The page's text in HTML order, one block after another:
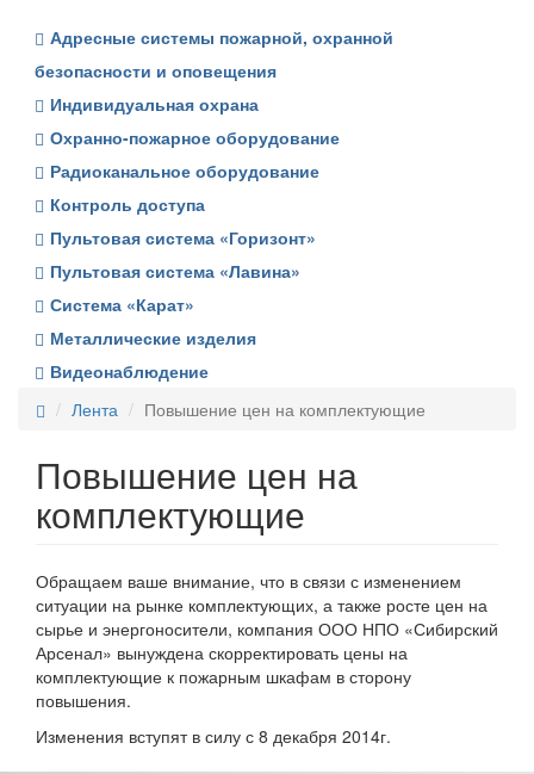
Адресные системы пожарной, охранной
безопасности и оповещения
Индивидуальная охрана
Охранно-пожарное оборудование
Радиоканальное оборудование
Контроль доступа
Пультовая система «Горизонт»
Пультовая система «Лавина»
Система «Карат»
Металлические изделия
Видеонаблюдение
Лента
Повышение цен на комплектующие
Повышение цен на
комплектующие
Обращаем ваше внимание, что в связи с изменением
ситуации на рынке комплектующих, а также росте цен на
сырье и энергоносители, компания ООО НПО «Сибирский
Арсенал» вынуждена скорректировать цены на
комплектующие к пожарным шкафам в сторону
повышения.
Изменения вступят в силу с 8 декабря 2014г.